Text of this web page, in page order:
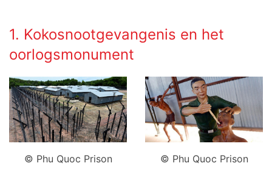
1. Kokosnootgevangenis en het
oorlogsmonument
© Phu Quoc Prison © Phu Quoc Prison